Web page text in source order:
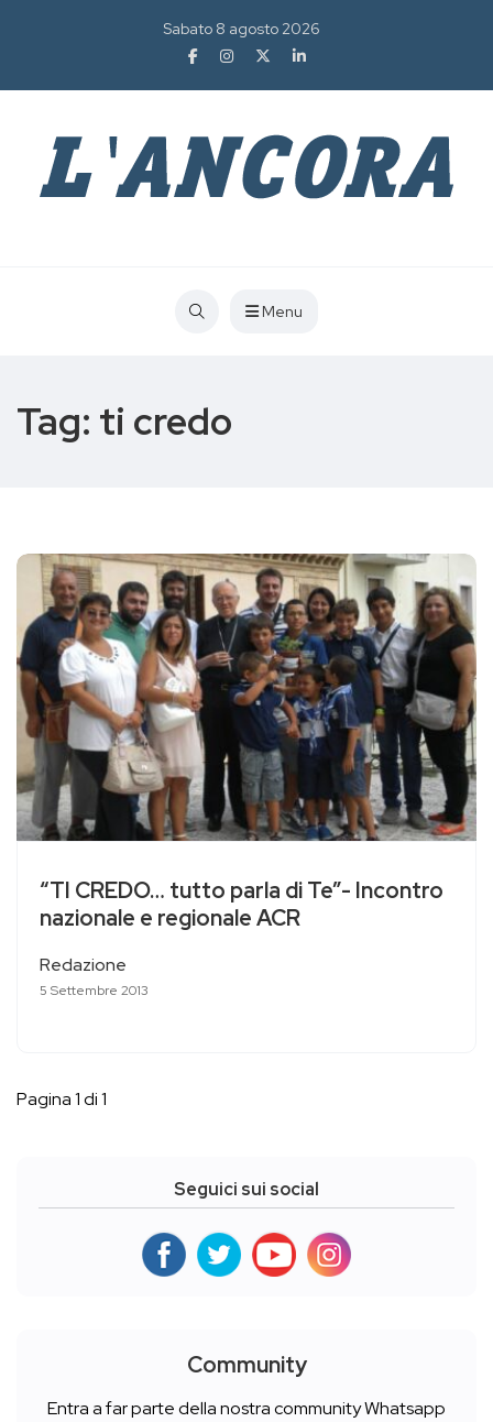
Sabato 8 agosto 2026
Menu
Tag: ti credo
“TI CREDO… tutto parla di Te”- Incontro
nazionale e regionale ACR
Redazione
5 Settembre 2013
Pagina 1 di 1
Seguici sui social
Community
Entra a far parte della nostra community Whatsapp